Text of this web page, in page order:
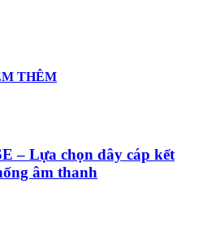
THÊM
– Lựa chọn dây cáp kết
âm thanh